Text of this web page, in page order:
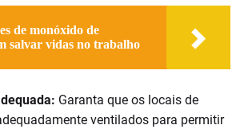
de monóxido de
salvar vidas no trabalho
Garanta que os locais de
ventilados para permitir